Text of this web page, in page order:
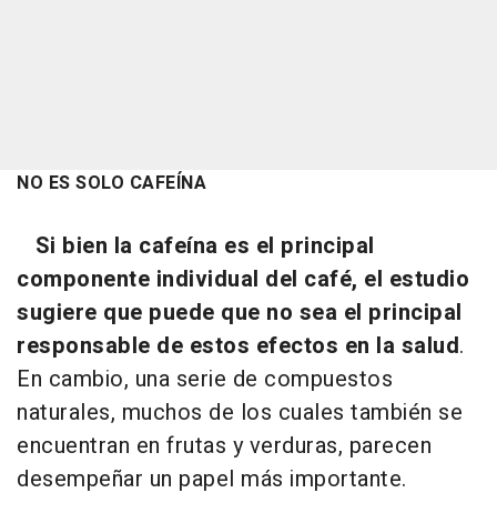
NO ES SOLO CAFEÍNA
Si bien la cafeína es el principal
componente individual del café, el estudio
sugiere que puede que no sea el principal
responsable de estos efectos en la salud.
En cambio, una serie de compuestos
naturales, muchos de los cuales también se
encuentran en frutas y verduras, parecen
desempeñar un papel más importante.